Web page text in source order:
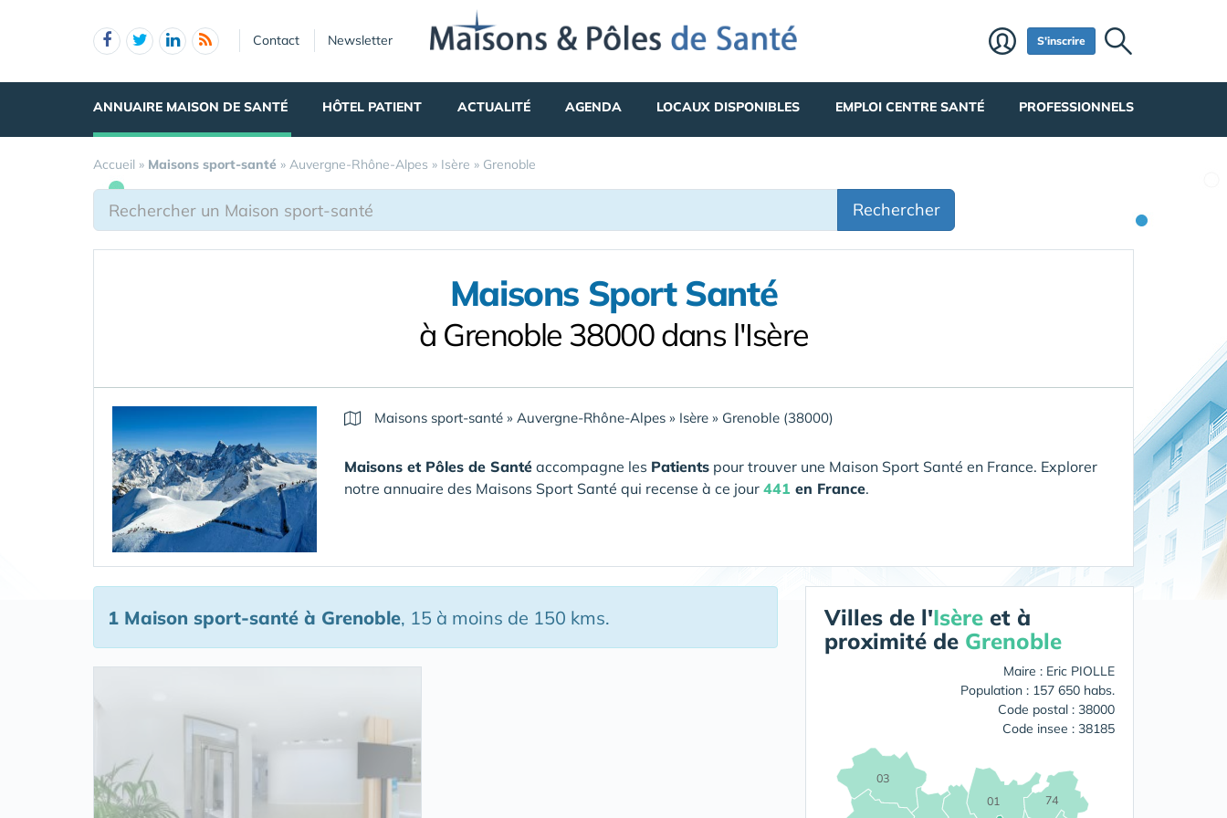
Contact Newsletter S'inscrire
ANNUAIRE MAISON DE SANTÉ HÔTEL PATIENT ACTUALITÉ AGENDA LOCAUX DISPONIBLES EMPLOI CENTRE SANTÉ PROFESSIONNELS
Accueil » Maisons sport-santé » Auvergne-Rhône-Alpes » Isère » Grenoble
Rechercher
Maisons Sport Santé
à Grenoble 38000 dans l'Isère
Maisons sport-santé » Auvergne-Rhône-Alpes » Isère » Grenoble (38000)
Maisons et Pôles de Santé accompagne les Patients pour trouver une Maison Sport Santé en France. Explorer
notre annuaire des Maisons Sport Santé qui recense à ce jour 441 en France.
1 Maison sport-santé à Grenoble, 15 à moins de 150 kms. Villes de l'Isère et à
proximité de Grenoble
Maire : Eric PIOLLE
Population : 157 650 habs.
Code postal : 38000
Code insee : 38185
01
03
74